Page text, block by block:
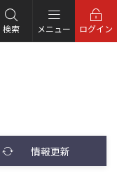
検索 メニュー ログイン
情報更新